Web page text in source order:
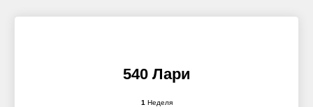
540 Лари
1 Неделя